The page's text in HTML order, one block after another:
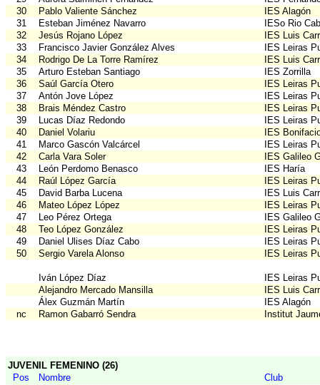
30
Pablo Valiente Sánchez
IES Alagón
31
Esteban Jiménez Navarro
IESo Rio
32
Jesús Rojano López
IES Luis
33
Francisco Javier González Alves
IES Leiras
34
Rodrigo De La Torre Ramírez
IES Luis
35
Arturo Esteban Santiago
IES Zorrilla
36
Saúl García Otero
IES Leiras
37
Antón Jove López
IES Leiras
38
Brais Méndez Castro
IES Leiras
39
Lucas Díaz Redondo
IES Leiras
40
Daniel Volariu
IES
41
Marco Gascón Valcárcel
IES Leiras
42
Carla Vara Soler
IES Galileo
43
León Perdomo Benasco
IES Haría
44
Raúl López García
IES Leiras
45
David Barba Lucena
IES Luis
46
Mateo López López
IES Leiras
47
Leo Pérez Ortega
IES Galileo
48
Teo López González
IES Leiras
49
Daniel Ulises Díaz Cabo
IES Leiras
50
Sergio Varela Alonso IES Leiras
Iván López Díaz
IES Leiras
Alejandro Mercado Mansilla
IES Luis
Álex Guzmán Martín
IES Alagón
nc
Ramon Gabarró Sendra Institut
JUVENIL FEMENINO (26)
Pos
Nombre
Club